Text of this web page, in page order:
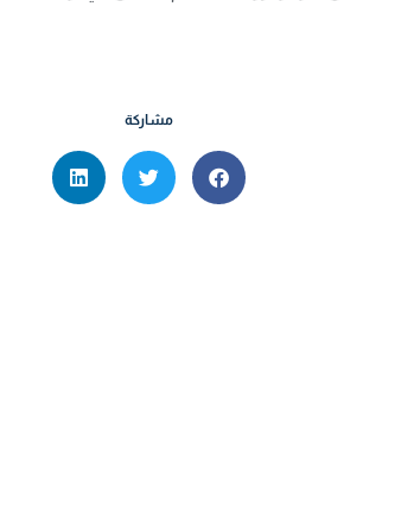
مشاركة